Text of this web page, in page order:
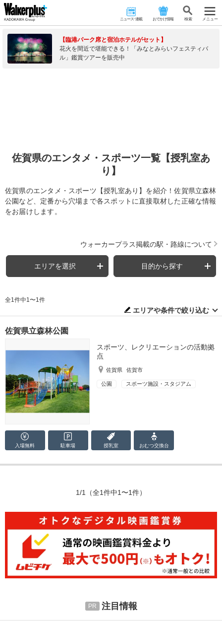
ニュース･連載 おでかけ情報 検 索 メニュー
【臨港パーク席と宿泊ホテルがセット】
花火を間近で堪能できる！「みなとみらいフェスティバ
ル」鑑賞ツアーを販売中
佐賀県のエンタメ・スポーツ一覧【授乳室あ
り】
佐賀県のエンタメ・スポーツ【授乳室あり】を紹介！佐賀県立森林
公園など、定番から穴場まで各スポットに直接取材した正確な情報
をお届けします。
ウォーカープラス掲載の駅・路線について
エリアを選択 目的から探す
全1件中1〜1件
エリアや条件で絞り込む
佐賀県立森林公園
スポーツ、レクリエーションの活動拠
点
佐賀県 佐賀市
公園 スポーツ施設・スタジアム
入場無料 駐車場 授乳室 おむつ交換台
1/1 （全1件中1〜1件）
注目情報